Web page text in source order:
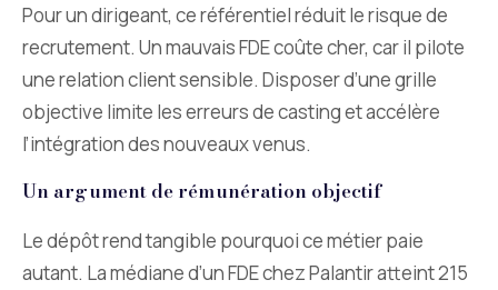
Pour un dirigeant, ce référentiel réduit le risque de
recrutement. Un mauvais FDE coûte cher, car il pilote
une relation client sensible. Disposer d’une grille
objective limite les erreurs de casting et accélère
l’intégration des nouveaux venus.
Un argument de rémunération objectif
Le dépôt rend tangible pourquoi ce métier paie
autant. La médiane d’un FDE chez Palantir atteint 215